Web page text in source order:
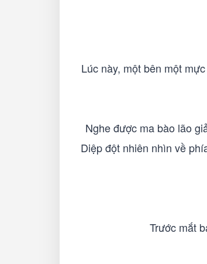
Lúc này, một bên một
Nghe được ma bào lão
Diệp đột nhiên nhìn về
Trước mắt